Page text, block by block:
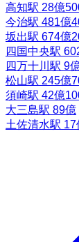
高知駅 28億
今治駅 481億
坂出駅 674億
四国中央駅
四万十川駅 9
松山駅 245億
須崎駅 42億
大三島駅 89億
土佐清水駅 17